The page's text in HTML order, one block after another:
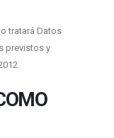
tratará Datos
previstos y